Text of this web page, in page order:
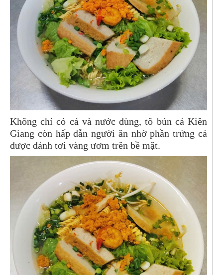
Không chỉ có cá và nước dùng, tô bún cá Kiên
Giang còn hấp dẫn người ăn nhờ phần trứng cá
được đánh tơi vàng ươm trên bề mặt.